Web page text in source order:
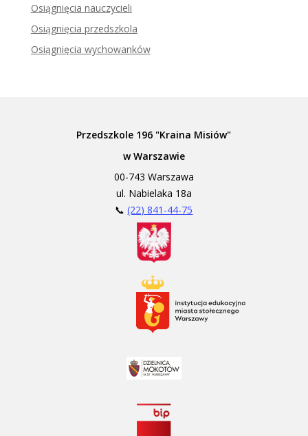
Osiągnięcia nauczycieli
Osiągnięcia przedszkola
Osiągnięcia wychowanków
Przedszkole 196 "Kraina Misiów"
w Warszawie
00-743 Warszawa
ul. Nabielaka 18a
📞(22) 841-44-75